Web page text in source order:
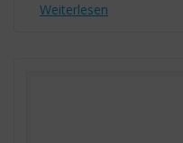
Weiterlesen